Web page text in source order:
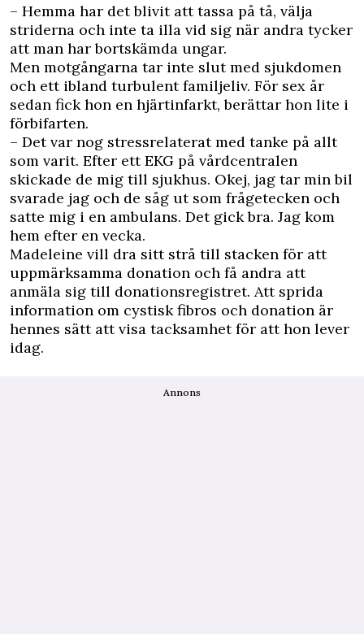
– Hemma har det blivit att tassa på tå, välja
striderna och inte ta illa vid sig när andra tycker
att man har bortskämda ungar.
Men motgångarna tar inte slut med sjukdomen
och ett ibland turbulent familjeliv. För sex år
sedan fick hon en hjärtinfarkt, berättar hon lite i
förbifarten.
– Det var nog stressrelaterat med tanke på allt
som varit. Efter ett EKG på vårdcentralen
skickade de mig till sjukhus. Okej, jag tar min bil
svarade jag och de såg ut som frågetecken och
satte mig i en ambulans. Det gick bra. Jag kom
hem efter en vecka.
Madeleine vill dra sitt strå till stacken för att
uppmärksamma donation och få andra att
anmäla sig till donationsregistret. Att sprida
information om cystisk fibros och donation är
hennes sätt att visa tacksamhet för att hon lever
idag.
Annons